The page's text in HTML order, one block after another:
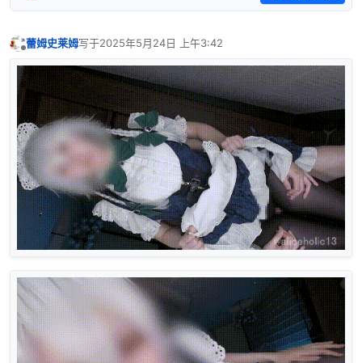
蕾姆史莱姆写于2025年5月24日 上午3:42
最后由 编辑